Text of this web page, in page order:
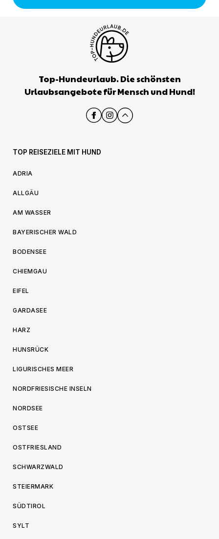
Top-Hundeurlaub. Die schönsten
Urlaubsangebote für Mensch und Hund!
TOP REISEZIELE MIT HUND
ADRIA
ALLGÄU
AM WASSER
BAYERISCHER WALD
BODENSEE
CHIEMGAU
EIFEL
GARDASEE
HARZ
HUNSRÜCK
LIGURISCHES MEER
NORDFRIESISCHE INSELN
NORDSEE
OSTSEE
OSTFRIESLAND
SCHWARZWALD
STEIERMARK
SÜDTIROL
SYLT